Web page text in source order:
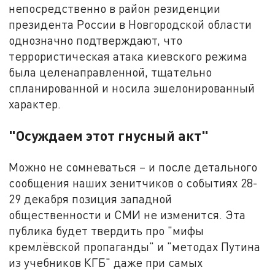
непосредственно в район резиденции
президента России в Новгородской области
однозначно подтверждают, что
террористическая атака киевского режима
была целенаправленной, тщательно
спланированной и носила эшелонированный
характер.
"Осуждаем этот гнусный акт"
Можно не сомневаться – и после детального
сообщения наших зенитчиков о событиях 28-
29 декабря позиция западной
общественности и СМИ не изменится. Эта
публика будет твердить про "мифы
кремлёвской пропаганды" и "методах Путина
из учебников КГБ" даже при самых